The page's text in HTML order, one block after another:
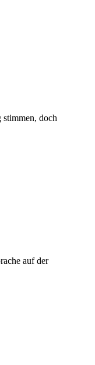
stimmen, doch
auf der